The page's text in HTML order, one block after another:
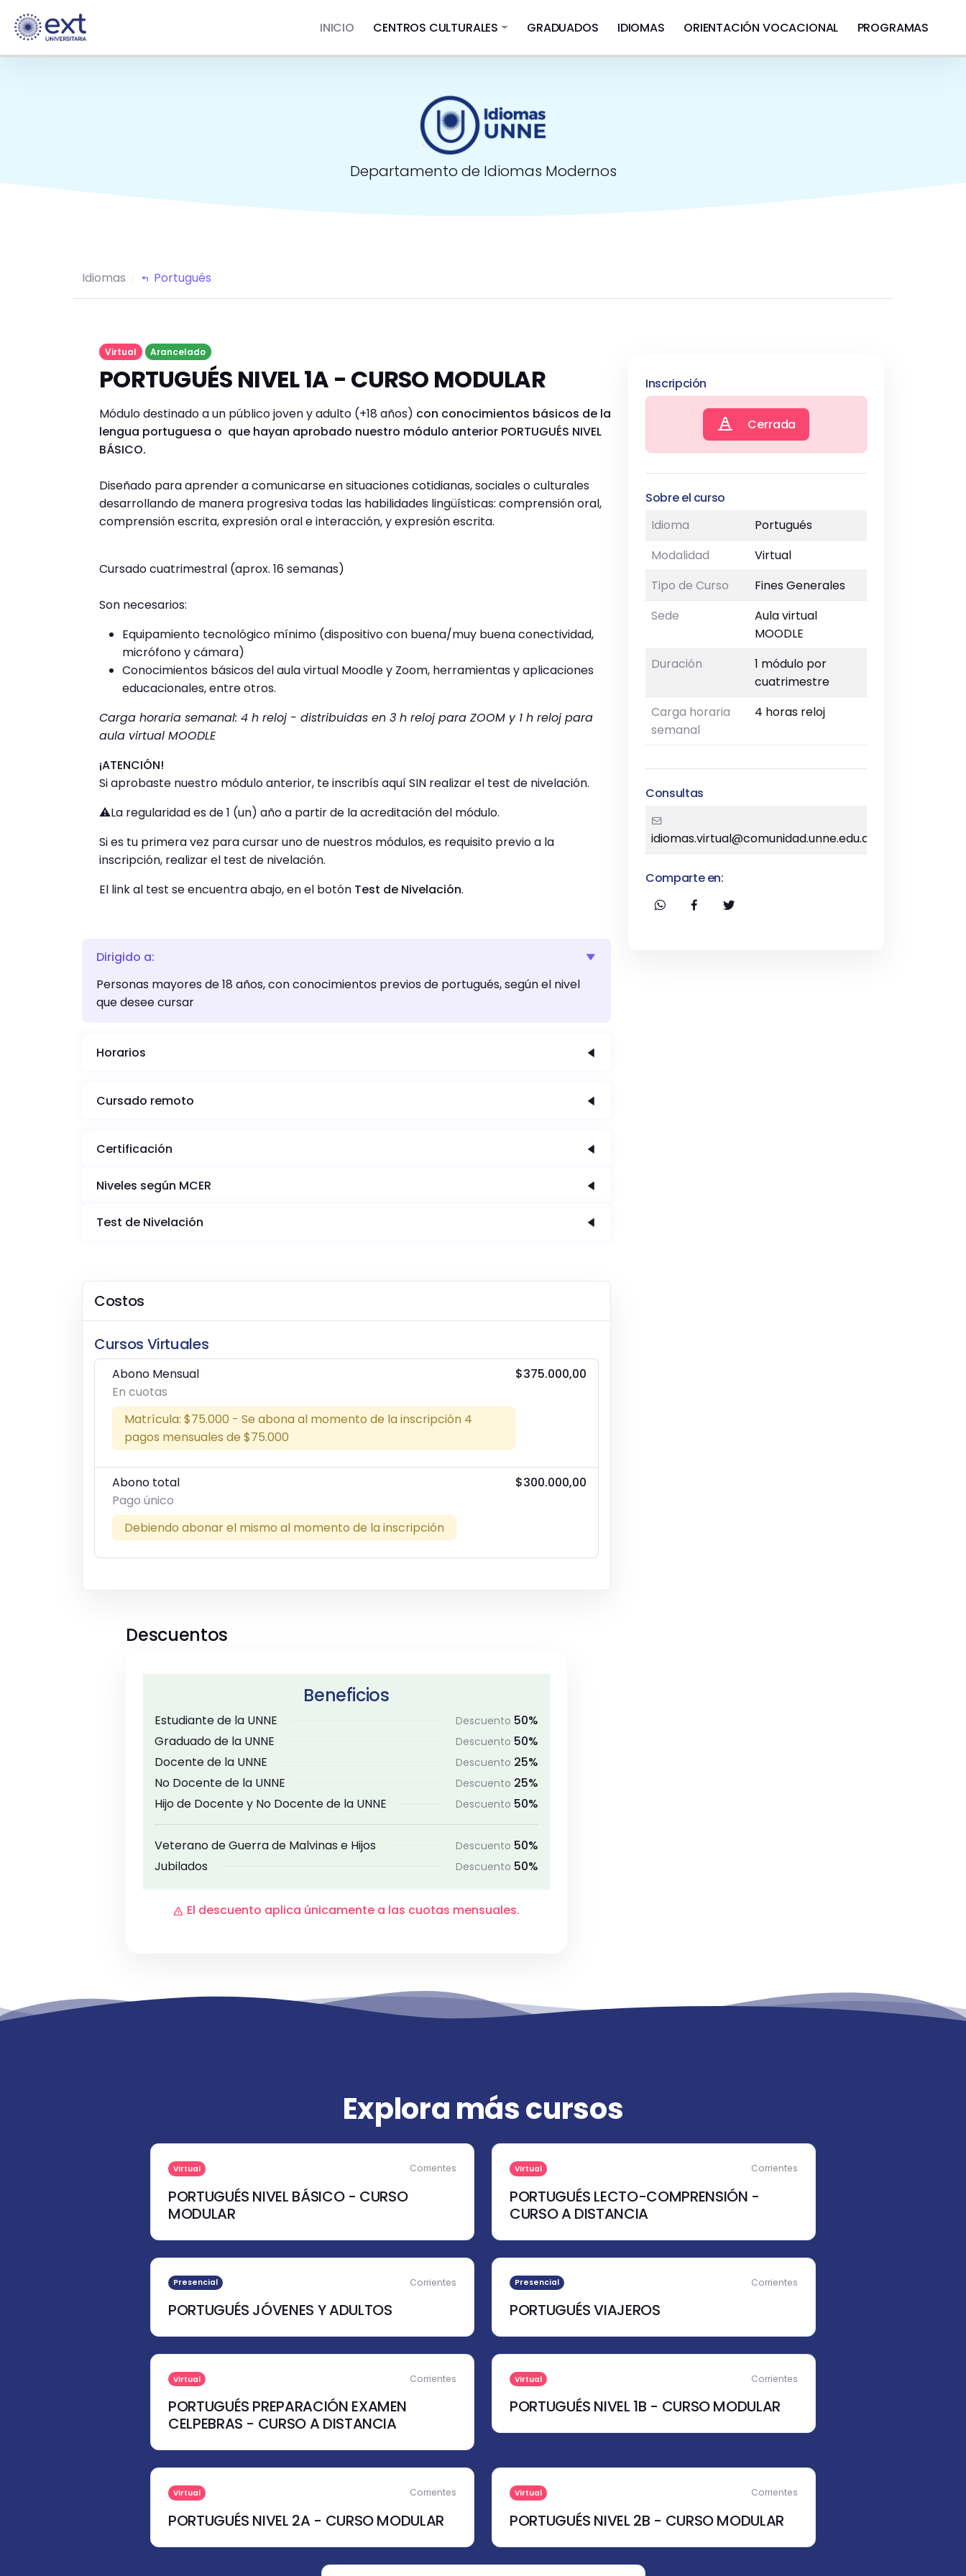
INICIO CENTROS CULTURALES GRADUADOS IDIOMAS ORIENTACIÓN VOCACIONAL PROGRAMAS
Departamento de Idiomas Modernos
Idiomas Portugués
Virtual Arancelado
PORTUGUÉS NIVEL 1A - CURSO MODULAR
Módulo destinado a un público joven y adulto (+18 años) con conocimientos básicos de la
lengua portuguesa o que hayan aprobado nuestro módulo anterior PORTUGUÉS NIVEL
BÁSICO.
Diseñado para aprender a comunicarse en situaciones cotidianas, sociales o culturales
desarrollando de manera progresiva todas las habilidades lingüísticas: comprensión oral,
comprensión escrita, expresión oral e interacción, y expresión escrita.
Cursado cuatrimestral (aprox. 16 semanas)
Son necesarios:
Equipamiento tecnológico mínimo (dispositivo con buena/muy buena conectividad,
micrófono y cámara)
Conocimientos básicos del aula virtual Moodle y Zoom, herramientas y aplicaciones
educacionales, entre otros.
Carga horaria semanal: 4 h reloj - distribuidas en 3 h reloj para ZOOM y 1 h reloj para
aula virtual MOODLE
¡ATENCIÓN!
Si aprobaste nuestro módulo anterior, te inscribís aquí SIN realizar el test de nivelación.
⚠️La regularidad es de 1 (un) año a partir de la acreditación del módulo.
Si es tu primera vez para cursar uno de nuestros módulos, es requisito previo a la
inscripción, realizar el test de nivelación.
El link al test se encuentra abajo, en el botón Test de Nivelación.
Dirigido a:
Personas mayores de 18 años, con conocimientos previos de portugués, según el nivel
que desee cursar
Horarios
Cursado remoto
Certificación
Niveles según MCER
Test de Nivelación
Costos
Cursos Virtuales
Abono Mensual
En cuotas
Matrícula: $75.000 - Se abona al momento de la inscripción 4
pagos mensuales de $75.000
$375.000,00
Abono total
Pago único
Debiendo abonar el mismo al momento de la inscripción
$300.000,00
Descuentos
Beneficios
Estudiante de la UNNE Descuento 50%
Graduado de la UNNE
Descuento 50%
Docente de la UNNE
Descuento 25%
No Docente de la UNNE
Descuento 25%
Hijo de Docente y No Docente de la UNNE
Descuento 50%
Veterano de Guerra de Malvinas e Hijos Descuento 50%
Jubilados
Descuento 50%
El descuento aplica únicamente a las cuotas mensuales.
Inscripción
Cerrada
Sobre el curso
Idioma
Portugués
Modalidad
Virtual
Tipo de Curso
Fines Generales
Sede
Aula virtual
MOODLE
Duración
1 módulo por
cuatrimestre
Carga horaria
semanal
4 horas reloj
Consultas
idiomas.virtual@comunidad.unne.edu.ar
Comparte en:
Explora más cursos
Virtual Corrientes
PORTUGUÉS NIVEL BÁSICO - CURSO
MODULAR
Virtual Corrientes
PORTUGUÉS LECTO-COMPRENSIÓN -
CURSO A DISTANCIA
Presencial Corrientes
PORTUGUÉS JÓVENES Y ADULTOS
Presencial Corrientes
PORTUGUÉS VIAJEROS
Virtual Corrientes
PORTUGUÉS PREPARACIÓN EXAMEN
CELPEBRAS - CURSO A DISTANCIA
Virtual Corrientes
PORTUGUÉS NIVEL 1B - CURSO MODULAR
Virtual Corrientes
PORTUGUÉS NIVEL 2A - CURSO MODULAR
Virtual Corrientes
PORTUGUÉS NIVEL 2B - CURSO MODULAR